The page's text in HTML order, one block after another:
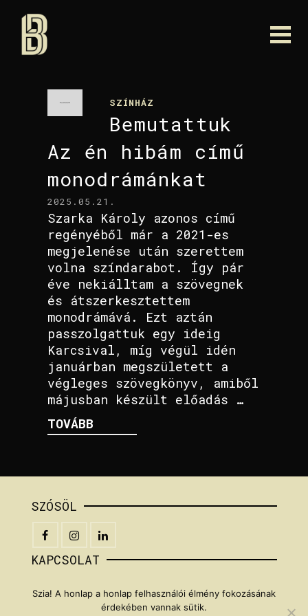
SZÍNHÁZ
Bemutattuk
Az én hibám című
monodrámánkat
2025.05.21.
Szarka Károly azonos című
regényéből már a 2021-es
megjelenése után szerettem
volna színdarabot. Így pár
éve nekiálltam a szövegnek
és átszerkesztettem
monodrámává. Ezt aztán
passzolgattuk egy ideig
Karcsival, míg végül idén
januárban megszületett a
végleges szövegkönyv, amiből
májusban készült előadás …
TOVÁBB
SZÓSÖL
KAPCSOLAT
braunbarna[kukac]gmail[pont]com
Szia! A honlap a honlap felhasználói élmény fokozásának
érdekében vannak sütik.